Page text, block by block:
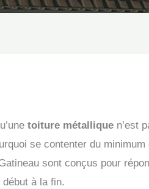
toiture métallique n’est
se contenter du
sont conçus pour
à la fin.